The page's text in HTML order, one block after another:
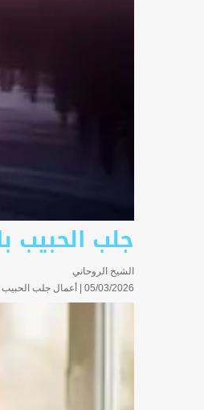
جلب الحبيب
الشيخ الروحاني
05/03/2026 |
أعمال جلب الحبيب